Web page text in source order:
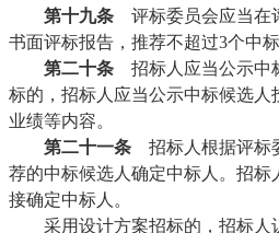
第十九条 评标委员会应当在
书面评标报告，推荐不超过3个中
第二十条 招标人应当公示中
标的，招标人应当公示中标候选人
业绩等内容。
第二十一条 招标人根据评标
荐的中标候选人确定中标人。招标
接确定中标人。
采用设计方案招标的，招标